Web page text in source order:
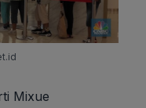
Mixue